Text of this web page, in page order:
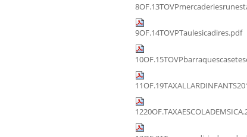
9OF.14TOVPTaulesicadires.pdf